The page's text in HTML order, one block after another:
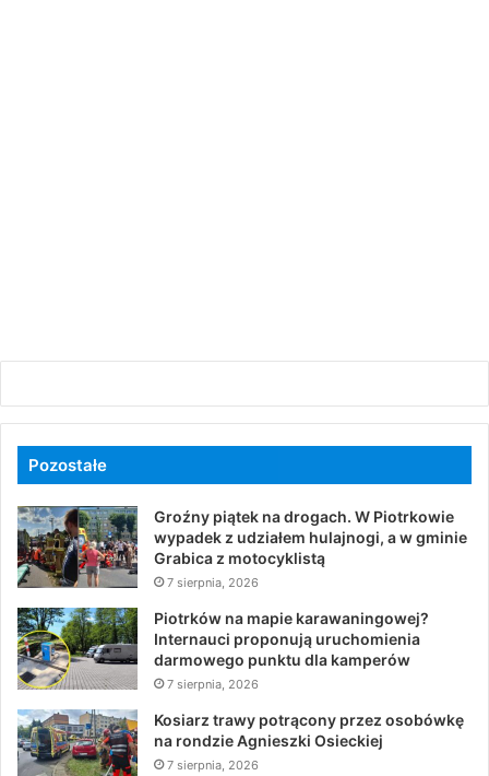
Pozostałe
Groźny piątek na drogach. W Piotrkowie
wypadek z udziałem hulajnogi, a w gminie
Grabica z motocyklistą
7 sierpnia, 2026
Piotrków na mapie karawaningowej?
Internauci proponują uruchomienia
darmowego punktu dla kamperów
7 sierpnia, 2026
Kosiarz trawy potrącony przez osobówkę
na rondzie Agnieszki Osieckiej
7 sierpnia, 2026